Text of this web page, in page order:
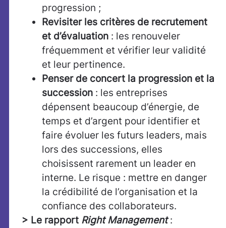
progression ;
Revisiter les critères de recrutement
et d’évaluation : les renouveler
fréquemment et vérifier leur validité
et leur pertinence.
Penser de concert la progression et la
succession : les entreprises
dépensent beaucoup d’énergie, de
temps et d’argent pour identifier et
faire évoluer les futurs leaders, mais
lors des successions, elles
choisissent rarement un leader en
interne. Le risque : mettre en danger
la crédibilité de l’organisation et la
confiance des collaborateurs.
> Le rapport Right Management: